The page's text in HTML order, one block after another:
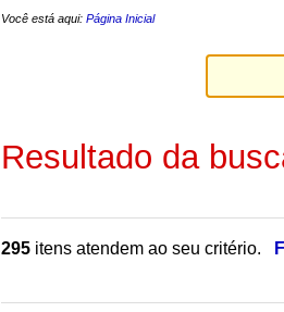
Você está aqui: Página Inicial
Resultado da
295 itens atendem ao seu critério.